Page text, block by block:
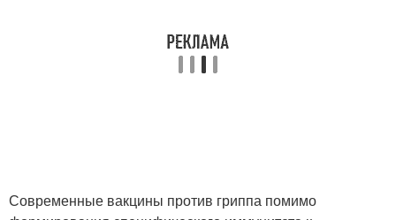
Современные вакцины против гриппа помимо